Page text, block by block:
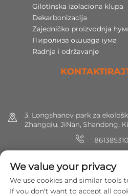
Gilotinska izolaciona klupa
Dekarbonizacija
Zajedničko proizvodnja
Пиролиза отпада гума
Radnja i održavanje
3. Longshanov park za
Zhangqiu, JiNan, Shandong,
[email
We value your privacy
We use cookies and similar tools
If you don't want to accept all